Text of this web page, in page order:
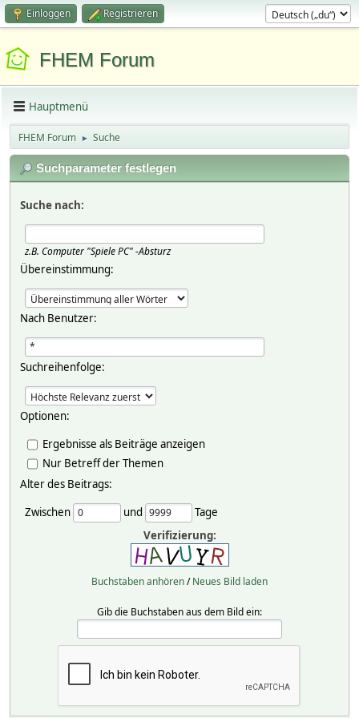
Einloggen Registrieren
FHEM Forum
Hauptmenü
FHEM Forum ► Suche
Suchparameter festlegen
Suche nach:
z.B. Computer "Spiele PC" -Absturz
Übereinstimmung:
Nach Benutzer:
Suchreihenfolge:
Optionen:
Ergebnisse als Beiträge anzeigen
Nur Betreff der Themen
Alter des Beitrags:
Zwischen
und
Tage
Verifizierung:
Buchstaben anhören/Neues Bild laden
Gib die Buchstaben aus dem Bild ein: